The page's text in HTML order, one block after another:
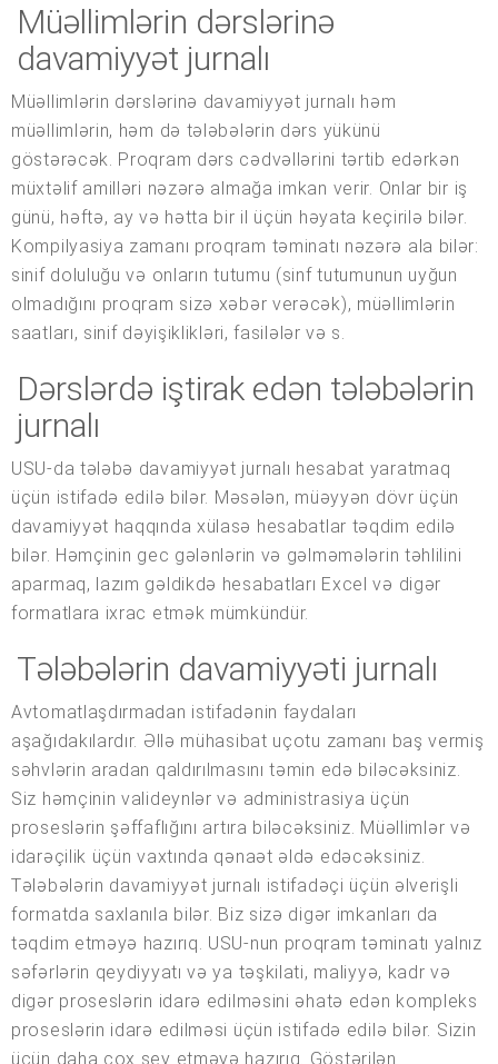
Müəllimlərin dərslərinə
davamiyyət jurnalı
Müəllimlərin dərslərinə davamiyyət jurnalı həm
müəllimlərin, həm də tələbələrin dərs yükünü
göstərəcək. Proqram dərs cədvəllərini tərtib edərkən
müxtəlif amilləri nəzərə almağa imkan verir. Onlar bir iş
günü, həftə, ay və hətta bir il üçün həyata keçirilə bilər.
Kompilyasiya zamanı proqram təminatı nəzərə ala bilər:
sinif doluluğu və onların tutumu (sinf tutumunun uyğun
olmadığını proqram sizə xəbər verəcək), müəllimlərin
saatları, sinif dəyişiklikləri, fasilələr və s.
Dərslərdə iştirak edən tələbələrin
jurnalı
USU-da tələbə davamiyyət jurnalı hesabat yaratmaq
üçün istifadə edilə bilər. Məsələn, müəyyən dövr üçün
davamiyyət haqqında xülasə hesabatlar təqdim edilə
bilər. Həmçinin gec gələnlərin və gəlməmələrin təhlilini
aparmaq, lazım gəldikdə hesabatları Excel və digər
formatlara ixrac etmək mümkündür.
Tələbələrin davamiyyəti jurnalı
Avtomatlaşdırmadan istifadənin faydaları
aşağıdakılardır. Əllə mühasibat uçotu zamanı baş vermiş
səhvlərin aradan qaldırılmasını təmin edə biləcəksiniz.
Siz həmçinin valideynlər və administrasiya üçün
proseslərin şəffaflığını artıra biləcəksiniz. Müəllimlər və
idarəçilik üçün vaxtında qənaət əldə edəcəksiniz.
Tələbələrin davamiyyət jurnalı istifadəçi üçün əlverişli
formatda saxlanıla bilər. Biz sizə digər imkanları da
təqdim etməyə hazırıq. USU-nun proqram təminatı yalnız
səfərlərin qeydiyyatı və ya təşkilati, maliyyə, kadr və
digər proseslərin idarə edilməsini əhatə edən kompleks
proseslərin idarə edilməsi üçün istifadə edilə bilər. Sizin
üçün daha çox şey etməyə hazırıq. Göstərilən